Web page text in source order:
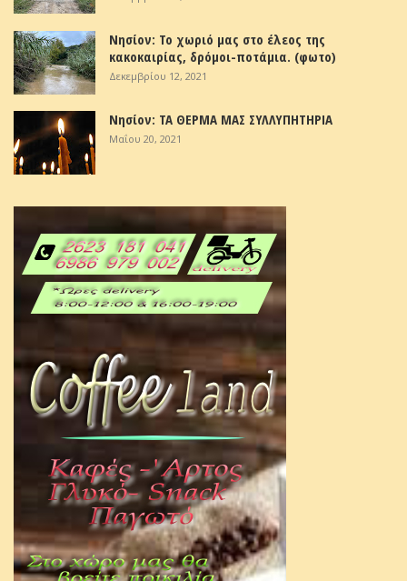
Νησίον: Το χωριό μας στο έλεος της
κακοκαιρίας, δρόμοι-ποτάμια. (φωτο)
Δεκεμβρίου 12, 2021
Νησίον: ΤΑ ΘΕΡΜΑ ΜΑΣ ΣΥΛΛΥΠΗΤΗΡΙΑ
Μαΐου 20, 2021